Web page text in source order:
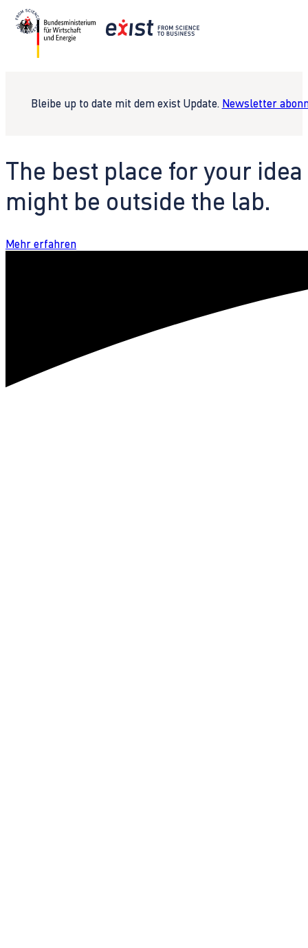
Bleibe up to date mit dem exist Update. Newsletter
The best place for your idea
might be outside the lab.
Mehr erfahren